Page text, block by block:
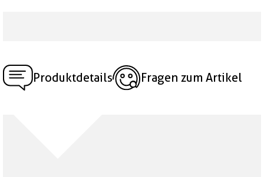
Produktdetails Fragen zum Artikel